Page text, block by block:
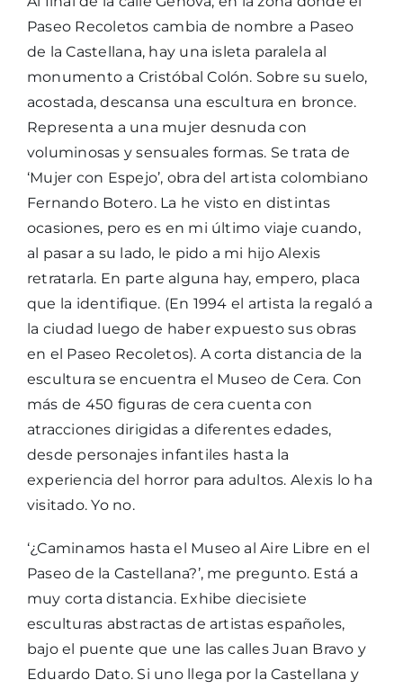
Paseo Recoletos cambia de nombre a Paseo
de la Castellana, hay una isleta paralela al
monumento a Cristóbal Colón. Sobre su suelo,
acostada, descansa una escultura en bronce.
Representa a una mujer desnuda con
voluminosas y sensuales formas. Se trata de
‘Mujer con Espejo’, obra del artista colombiano
Fernando Botero. La he visto en distintas
ocasiones, pero es en mi último viaje cuando,
al pasar a su lado, le pido a mi hijo Alexis
retratarla. En parte alguna hay, empero, placa
que la identifique. (En 1994 el artista la regaló a
la ciudad luego de haber expuesto sus obras
en el Paseo Recoletos). A corta distancia de la
escultura se encuentra el Museo de Cera. Con
más de 450 figuras de cera cuenta con
atracciones dirigidas a diferentes edades,
desde personajes infantiles hasta la
experiencia del horror para adultos. Alexis lo ha
visitado. Yo no.
‘¿Caminamos hasta el Museo al Aire Libre en el
Paseo de la Castellana?’, me pregunto. Está a
muy corta distancia. Exhibe diecisiete
esculturas abstractas de artistas españoles,
bajo el puente que une las calles Juan Bravo y
Eduardo Dato. Si uno llega por la Castellana y